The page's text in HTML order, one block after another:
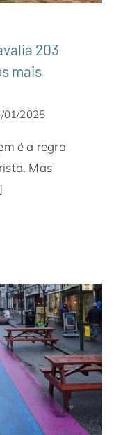
203
mais
01/2025
é a regra
Mas
para
América do Sul
Canadá
Europa
Singapura